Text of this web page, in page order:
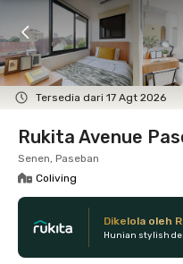
Tersedia dari 17 Agt 2026
10 Agt 26 -
Foto Fasilitas
Rukita Avenue
Senen, Paseban
Coliving
Dikelola oleh
Hunian stylish